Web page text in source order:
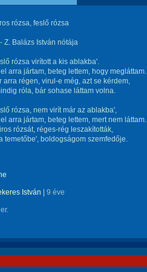
rózsa, feslő rózsa
Z. Balázs István nótája
rózsa virított a kis ablakba'.
arra jártam, beteg lettem, hogy megláttam.
arra régen, virul-e még, azt se kérdem,
róla, bár sohase láttam volna.
rózsa, nem virít már az ablakba',
arra jártam, beteg lettem, mert nem láttam.
rózsát, réges-rég leszakították,
temetőbe', boldogságom szemfedője.
István 9 éve